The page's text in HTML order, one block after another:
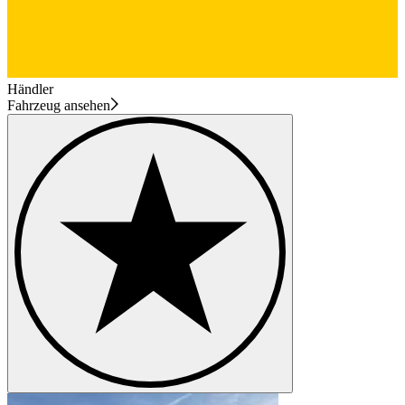
Händler
Fahrzeug ansehen